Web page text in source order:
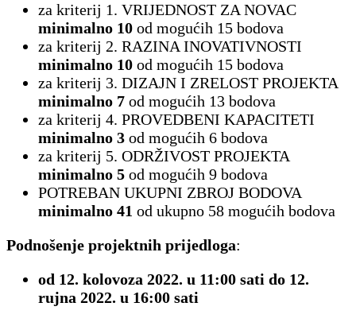
za kriterij 1. VRIJEDNOST ZA NOVAC
minimalno 10 od mogućih 15 bodova
za kriterij 2. RAZINA INOVATIVNOSTI
minimalno 10 od mogućih 15 bodova
za kriterij 3. DIZAJN I ZRELOST PROJEKTA
minimalno 7 od mogućih 13 bodova
za kriterij 4. PROVEDBENI KAPACITETI
minimalno 3 od mogućih 6 bodova
za kriterij 5. ODRŽIVOST PROJEKTA
minimalno 5 od mogućih 9 bodova
POTREBAN UKUPNI ZBROJ BODOVA
minimalno 41 od ukupno 58 mogućih bodova
Podnošenje projektnih prijedloga:
od 12. kolovoza 2022. u 11:00 sati do 12.
rujna 2022. u 16:00 sati